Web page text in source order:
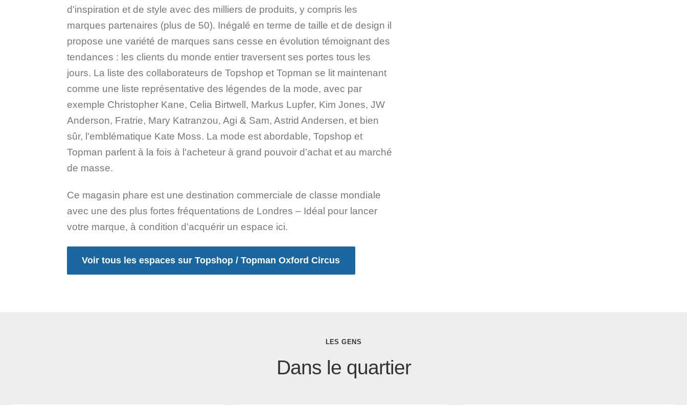
d'inspiration et de style avec des milliers de produits, y compris les
marques partenaires (plus de 50). Inégalé en terme de taille et de design il
propose une variété de marques sans cesse en évolution témoignant des
tendances : les clients du monde entier traversent ses portes tous les
jours. La liste des collaborateurs de Topshop et Topman se lit maintenant
comme une liste représentative des légendes de la mode, avec par
exemple Christopher Kane, Celia Birtwell, Markus Lupfer, Kim Jones, JW
Anderson, Fratrie, Mary Katranzou, Agi & Sam, Astrid Andersen, et bien
sûr, l'emblématique Kate Moss. La mode est abordable, Topshop et
Topman parlent à la fois à l'acheteur à grand pouvoir d’achat et au marché
de masse.
Ce magasin phare est une destination commerciale de classe mondiale
avec une des plus fortes fréquentations de Londres – Idéal pour lancer
votre marque, à condition d’acquérir un espace ici.
Voir tous les espaces sur Topshop / Topman Oxford Circus
LES GENS
Dans le quartier